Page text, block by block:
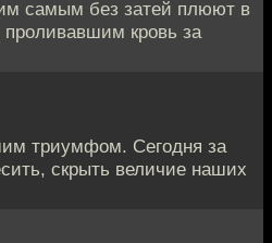
самым без затей плюют в
проливавшим кровь за
триумфом. Сегодня за
скрыть величие наших